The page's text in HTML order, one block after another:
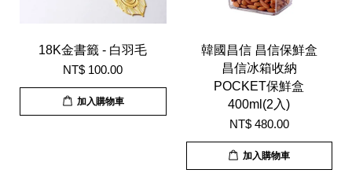
18K金書籤 - 白羽毛
NT$ 100.00
加入購物車
韓國昌信 昌信保鮮盒
昌信冰箱收納
POCKET保鮮盒
400ml(2入)
NT$ 480.00
加入購物車